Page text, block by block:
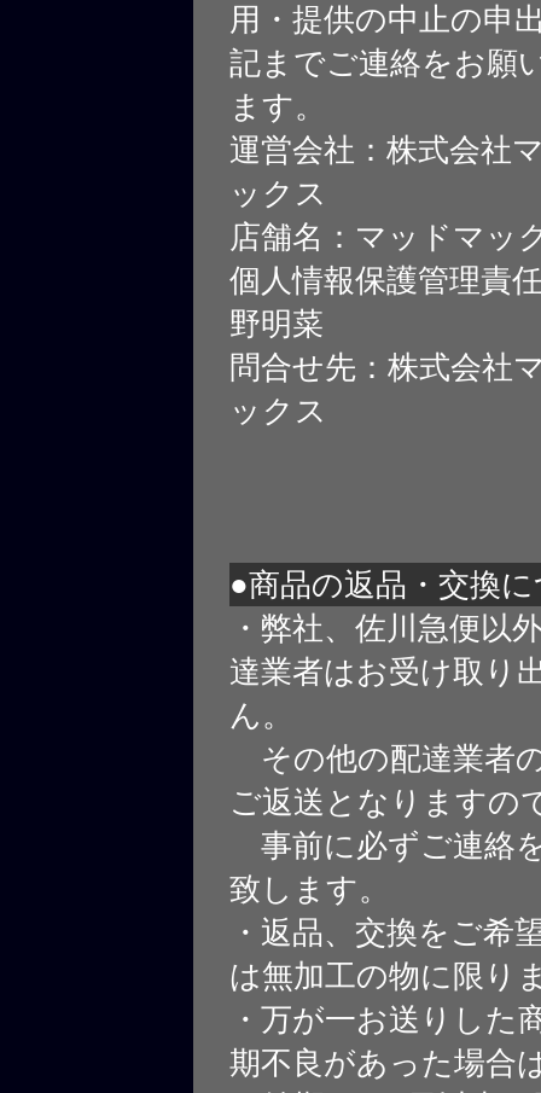
用・提供の中止の申
記までご連絡をお願
ます。
運営会社：株式会社
ックス
店舗名：マッドマッ
個人情報保護管理責
野明菜
問合せ先：株式会社
ックス
●商品の返品・交換
・弊社、佐川急便以
達業者はお受け取り
ん。
その他の配達業者
ご返送となりますの
事前に必ずご連絡
致します。
・返品、交換をご希
は無加工の物に限り
・万が一お送りした
期不良があった場合